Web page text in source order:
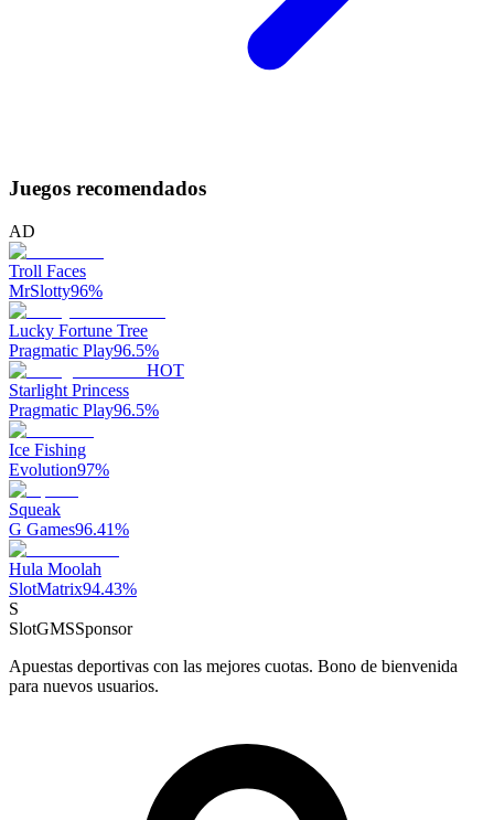
Juegos recomendados
AD
Troll Faces
MrSlotty96%
Lucky Fortune Tree
Pragmatic Play96.5%
HOT
Starlight Princess
Pragmatic Play96.5%
Ice Fishing
Evolution97%
Squeak
G Games96.41%
Hula Moolah
SlotMatrix94.43%
S
SlotGMSSponsor
Apuestas deportivas con las mejores cuotas. Bono de bienvenida
para nuevos usuarios.